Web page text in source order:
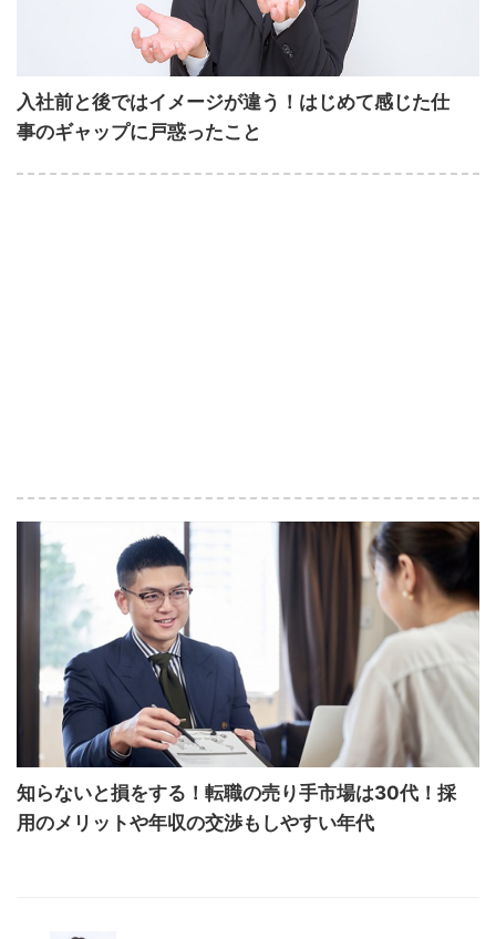
入社前と後ではイメージが違う！はじめて感じた仕
事のギャップに戸惑ったこと
知らないと損をする！転職の売り手市場は30代！採
用のメリットや年収の交渉もしやすい年代